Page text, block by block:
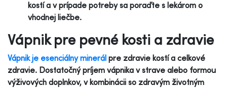
kostí a v prípade potreby sa poraďte s lekárom o
vhodnej liečbe.
Vápnik pre pevné kosti a zdravie
Vápnik je esenciálny minerál pre zdravie kostí a celkové
zdravie. Dostatočný príjem vápnika v strave alebo formou
výživových doplnkov, v kombinácii so zdravým životným